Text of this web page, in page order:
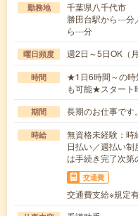
勤務地
千葉県八千代市
勝田台駅から---
ら---分
曜日頻度 週2日～5日OK
時間
★1日6時間～の時
も可能★スタート
期間 長期のお仕事で
時給
無資格未経験：
日払い／週払い
は手続き完了次第
交通費
交通費支給※規定